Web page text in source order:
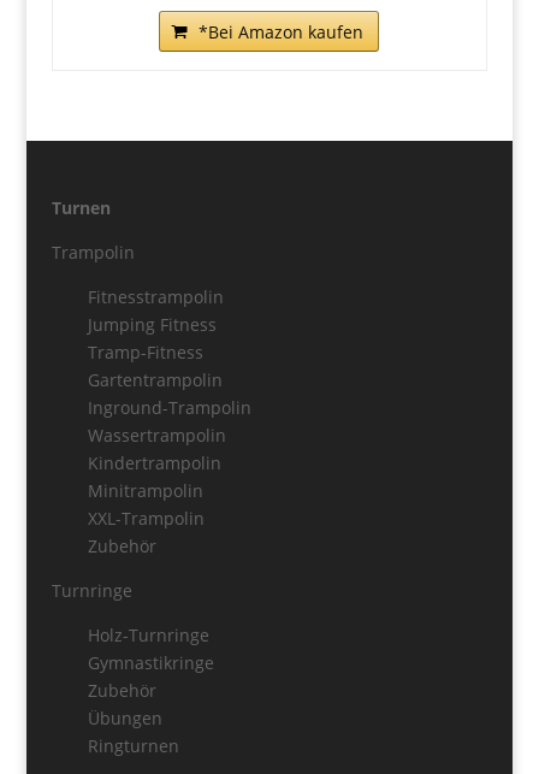
*Bei Amazon kaufen
Turnen
Trampolin
Fitnesstrampolin
Jumping Fitness
Tramp-Fitness
Gartentrampolin
Inground-Trampolin
Wassertrampolin
Kindertrampolin
Minitrampolin
XXL-Trampolin
Zubehör
Turnringe
Holz-Turnringe
Gymnastikringe
Zubehör
Übungen
Ringturnen